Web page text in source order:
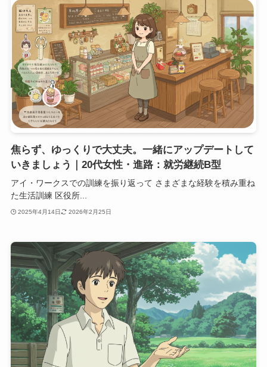
焦らず、ゆっくりで大丈夫。一緒にアップデートして
いきましょう｜20代女性・進路：就労継続B型
アイ・ワークスでの訓練を振り返って さまざまな経験を積み重ね
た生活訓練 区役所...
2025年4月14日 2026年2月25日